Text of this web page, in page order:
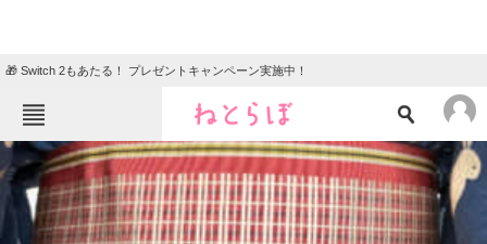
🎁 Switch 2もあたる！ プレゼントキャンペーン実施中！
ねとらぼメニュー
TOP ニュース
エンタメ クイズ